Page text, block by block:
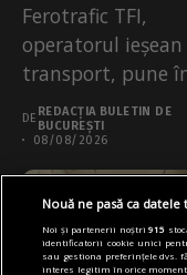
Ferotrafic TFI,
operatorul ieșean
transport, pune
circulație trei
Intercity...
DE REDACȚIA BULETIN DE
BUCUREȘTI
08/08/2026
Nouă ne pasă ca
Noi și partenerii noștri915
identificatorii cookie unici
sau gestiona preferințele dvs.
interes legitim în orice moment